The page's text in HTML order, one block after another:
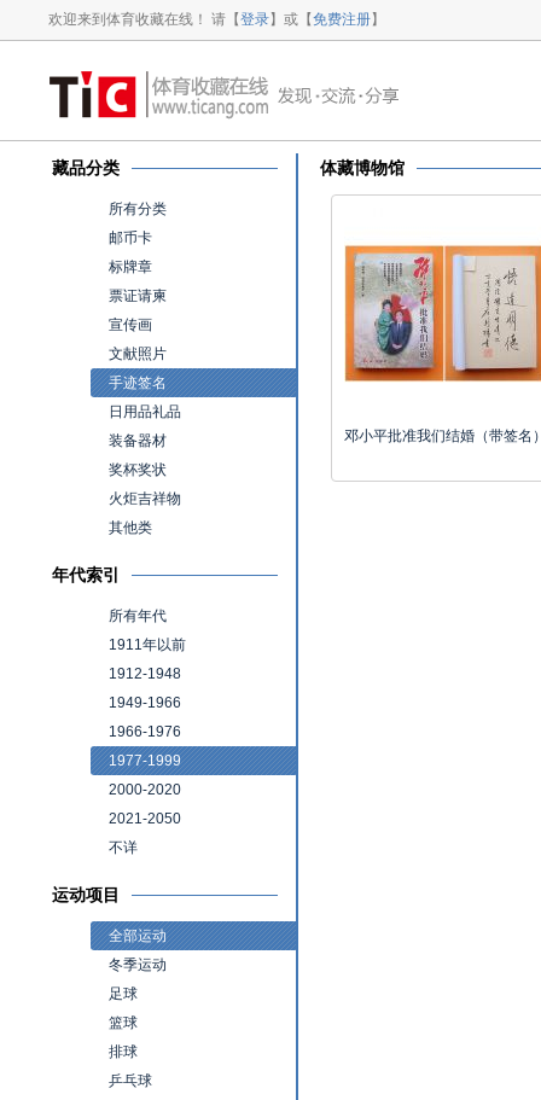
欢迎来到体育收藏在线！ 请【登录】或【免费注册】
藏品分类
所有分类
邮币卡
标牌章
票证请柬
宣传画
文献照片
手迹签名
日用品礼品
装备器材
奖杯奖状
火炬吉祥物
其他类
年代索引
所有年代
1911年以前
1912-1948
1949-1966
1966-1976
1977-1999
2000-2020
2021-2050
不详
运动项目
全部运动
冬季运动
足球
篮球
排球
乒乓球
体藏博物馆
邓小平批准我们结婚（带签名